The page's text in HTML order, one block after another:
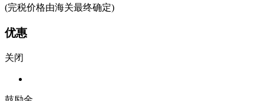
(完税价格由海关最终确定)
优惠
关闭